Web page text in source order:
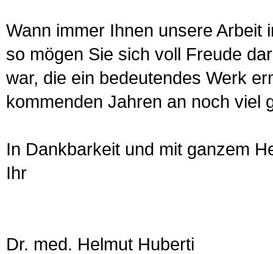
Wann immer Ihnen unsere Arbeit
so mögen Sie sich voll Freude
war, die ein bedeutendes Werk
kommenden Jahren an noch viel
In Dankbarkeit und mit ganzem
Ihr
Dr. med. Helmut Huberti